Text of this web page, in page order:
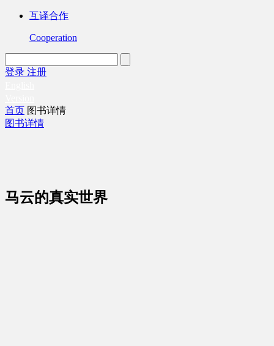
互译合作
Cooperation
登录 注册
首页 图书详情
图书详情
马云的真实世界